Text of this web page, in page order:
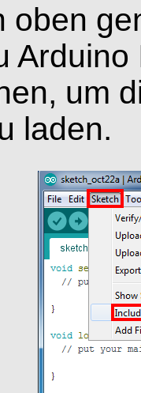
oben
um
laden.